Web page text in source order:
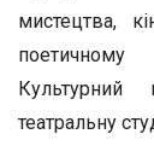
мистецтва,
поетичному
театральну